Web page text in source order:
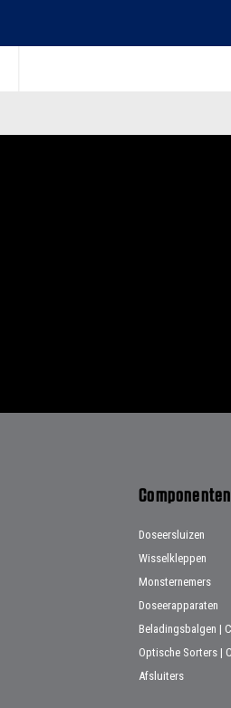
Componenten
Doseersluizen
Wisselkleppen
Monsternemers
Doseerapparaten
Beladingsbalgen |
Optische Sorters |
Afsluiters